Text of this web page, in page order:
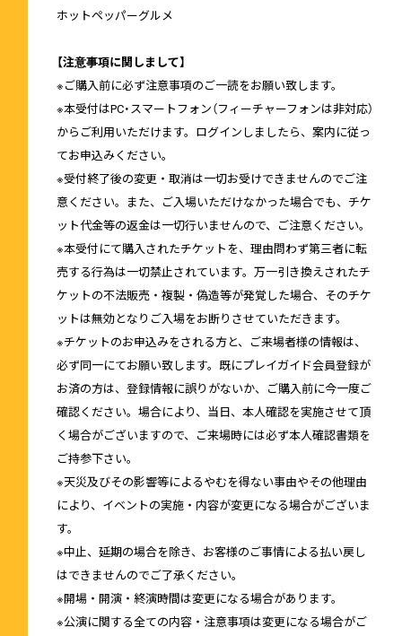
ホットペッパーグルメ
【注意事項に関しまして】
※ご購入前に必ず注意事項のご一読をお願い致します。
※本受付はPC・スマートフォン（フィーチャーフォンは非対応）
からご利用いただけます。ログインしましたら、案内に従っ
てお申込みください。
※受付終了後の変更・取消は一切お受けできませんのでご注
意ください。また、ご入場いただけなかった場合でも、チケ
ット代金等の返金は一切行いませんので、ご注意ください。
※本受付にて購入されたチケットを、理由問わず第三者に転
売する行為は一切禁止されています。万一引き換えされたチ
ケットの不法販売・複製・偽造等が発覚した場合、そのチケ
ットは無効となりご入場をお断りさせていただきます。
※チケットのお申込みをされる方と、ご来場者様の情報は、
必ず同一にてお願い致します。既にプレイガイド会員登録が
お済の方は、登録情報に誤りがないか、ご購入前に今一度ご
確認ください。場合により、当日、本人確認を実施させて頂
く場合がございますので、ご来場時には必ず本人確認書類を
ご持参下さい。
※天災及びその影響等によるやむを得ない事由やその他理由
により、イベントの実施・内容が変更になる場合がございま
す。
※中止、延期の場合を除き、お客様のご事情による払い戻し
はできませんのでご了承ください。
※開場・開演・終演時間は変更になる場合があります。
※公演に関する全ての内容・注意事項は変更になる場合がご